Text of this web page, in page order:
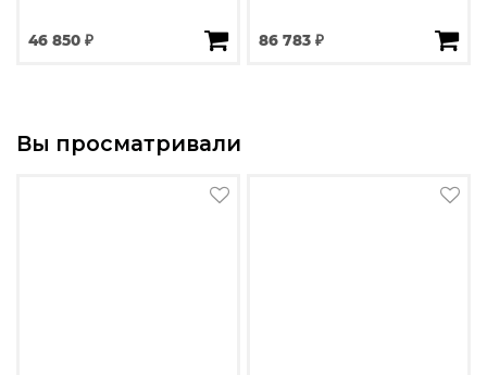
46 850 ₽ 86 783 ₽
Вы просматривали